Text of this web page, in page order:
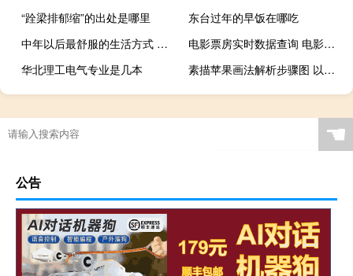
“跧梁排郁缩”的出处是哪里
东台过年的早饭在哪吃
中年以后最舒服的生活方式 到底什么情况嘞
电影票房实时数据查询 电影票房排行榜实时票房
华北理工电气专业是几本
素描苹果画法解析步骤图 以苹果学素描
☚
公告